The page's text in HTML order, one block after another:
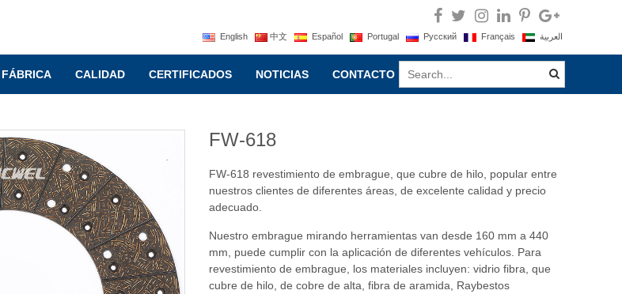
English 中文 Español Portugal Русский Français العربية
FÁBRICA CALIDAD CERTIFICADOS NOTICIAS CONTACTO
FW-618
FW-618 revestimiento de embrague, que cubre de hilo, popular entre
nuestros clientes de diferentes áreas, de excelente calidad y precio
adecuado.
Nuestro embrague mirando herramientas van desde 160 mm a 440
mm, puede cumplir con la aplicación de diferentes vehículos. Para
revestimiento de embrague, los materiales incluyen: vidrio fibra, que
cubre de hilo, de cobre de alta, fibra de aramida, Raybestos